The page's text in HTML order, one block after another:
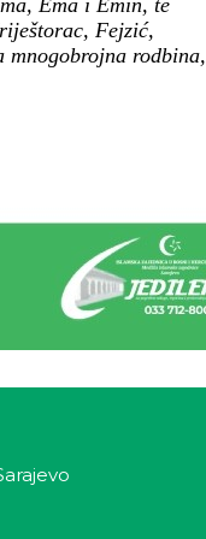
Ema i Emin, te
Fejzić,
rodbina,